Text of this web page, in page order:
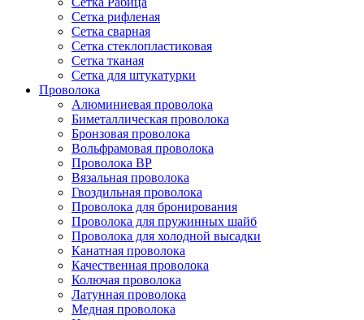
Сетка рифленая
Сетка сварная
Сетка стеклопластиковая
Сетка тканая
Сетка для штукатурки
Проволока
Алюминиевая проволока
Биметаллическая проволока
Бронзовая проволока
Вольфрамовая проволока
Проволока ВР
Вязальная проволока
Гвоздильная проволока
Проволока для бронирования
Проволока для пружинных шайб
Проволока для холодной высадки
Канатная проволока
Качественная проволока
Колючая проволока
Латунная проволока
Медная проволока